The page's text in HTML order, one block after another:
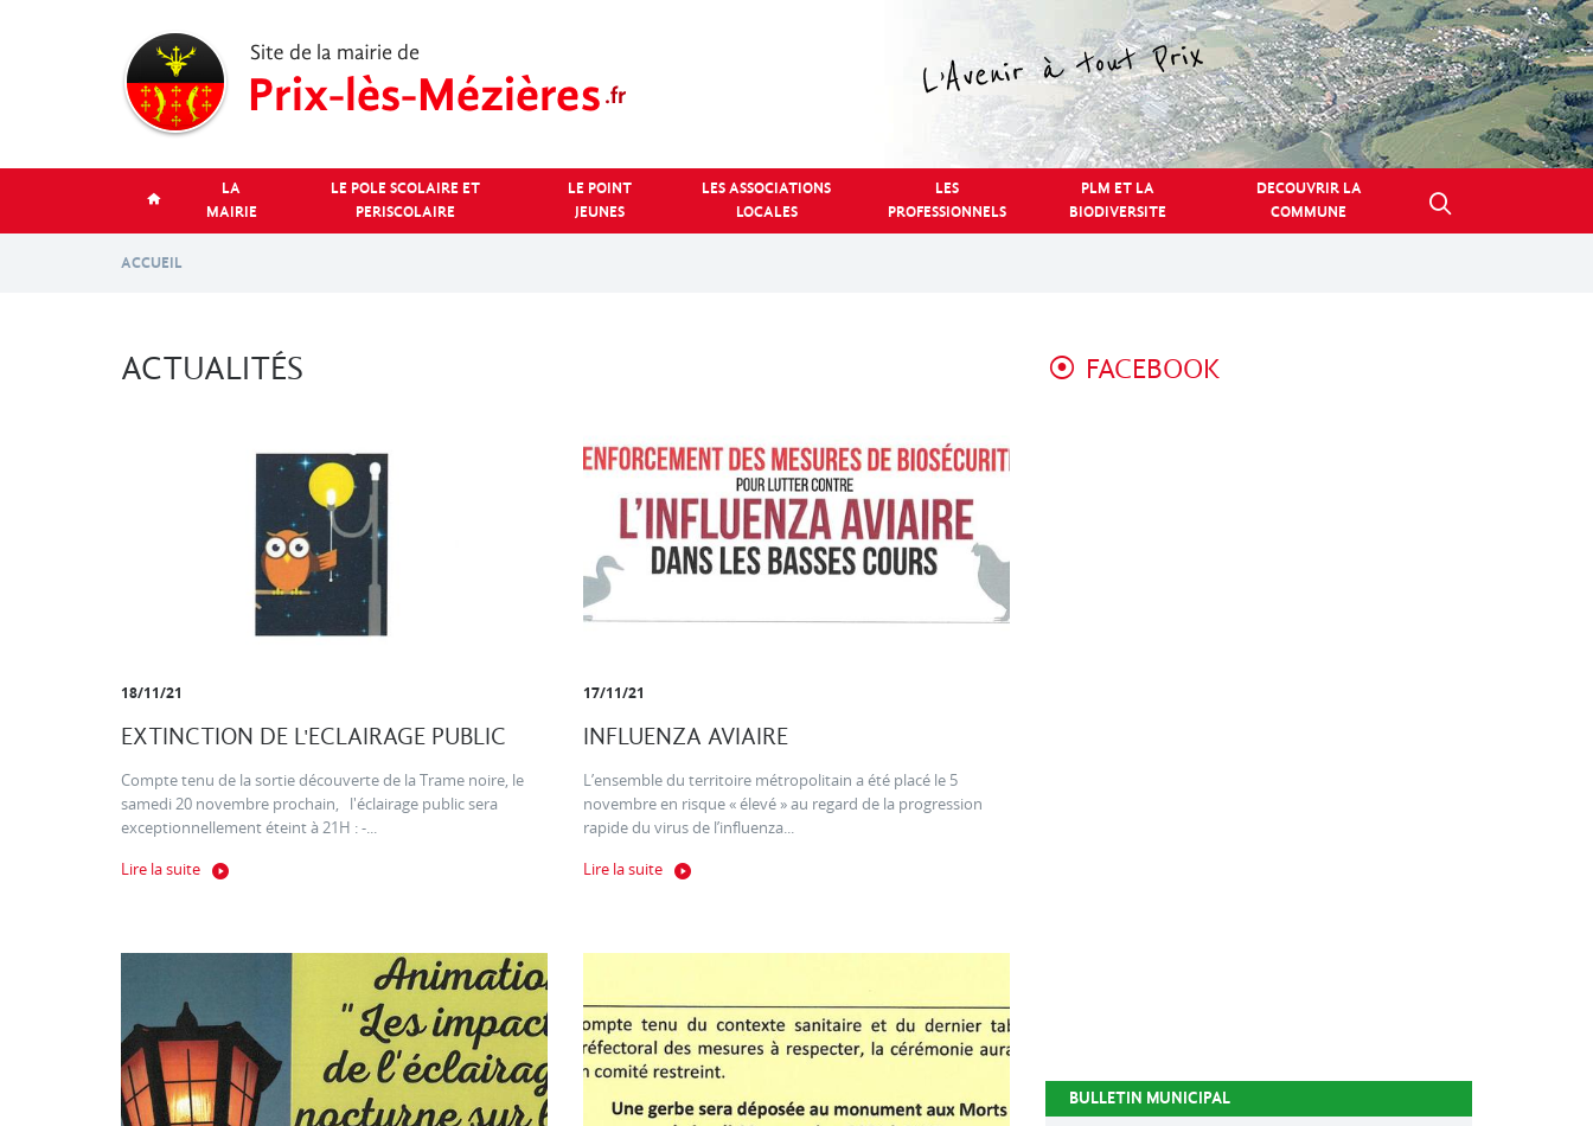
LA
MAIRIE
LE POLE SCOLAIRE ET
PERISCOLAIRE
LE POINT
JEUNES
LES ASSOCIATIONS
LOCALES
LES
PROFESSIONNELS
PLM ET LA
BIODIVERSITE
DECOUVRIR LA
COMMUNE
ACCUEIL
ACTUALITÉS
18/11/21
EXTINCTION DE L'ECLAIRAGE PUBLIC
Compte tenu de la sortie découverte de la Trame noire, le
samedi 20 novembre prochain, l'éclairage public sera
exceptionnellement éteint à 21H : -...
Lire la suite
17/11/21
INFLUENZA AVIAIRE
L’ensemble du territoire métropolitain a été placé le 5
novembre en risque « élevé » au regard de la progression
rapide du virus de l’influenza...
Lire la suite
FACEBOOK
BULLETIN MUNICIPAL